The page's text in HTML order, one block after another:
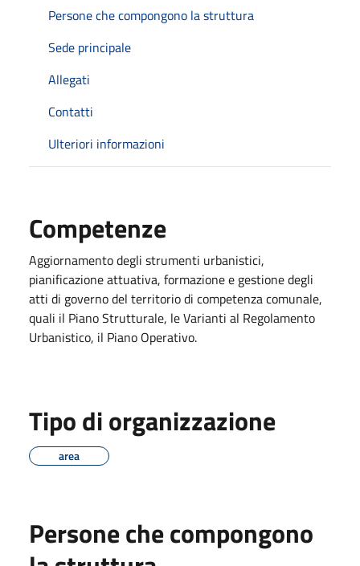
Persone che compongono la struttura
Sede principale
Allegati
Contatti
Ulteriori informazioni
Competenze
Aggiornamento degli strumenti urbanistici,
pianificazione attuativa, formazione e gestione degli
atti di governo del territorio di competenza comunale,
quali il Piano Strutturale, le Varianti al Regolamento
Urbanistico, il Piano Operativo.
Tipo di organizzazione
area
Persone che compongono